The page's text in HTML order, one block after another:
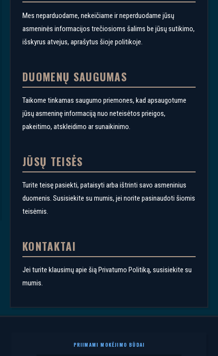
Mes neparduodame, nekeičiame ir neperduodame jūsų
asmeninės informacijos trečiosioms šalims be jūsų sutikimo,
išskyrus atvejus, aprašytus šioje politikoje.
DUOMENŲ SAUGUMAS
Taikome tinkamas saugumo priemones, kad apsaugotume
jūsų asmeninę informaciją nuo neteisėtos prieigos,
pakeitimo, atskleidimo ar sunaikinimo.
JŪSŲ TEISĖS
Turite teisę pasiekti, pataisyti arba ištrinti savo asmeninius
duomenis. Susisiekite su mumis, jei norite pasinaudoti šiomis
teisėmis.
KONTAKTAI
Jei turite klausimų apie šią Privatumo Politiką, susisiekite su
mumis.
PRIIMAMI MOKĖJIMO BŪDAI